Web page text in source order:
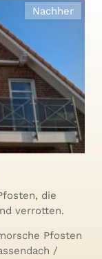
die
verrotten.
Pfosten
/
Nachher